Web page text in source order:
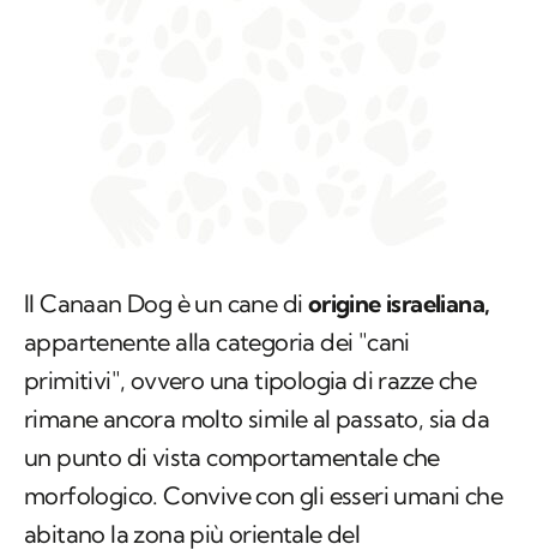
Il Canaan Dog è un cane di origine israeliana,
appartenente alla categoria dei "cani
primitivi", ovvero una tipologia di razze che
rimane ancora molto simile al passato, sia da
un punto di vista comportamentale che
morfologico. Convive con gli esseri umani che
abitano la zona più orientale del